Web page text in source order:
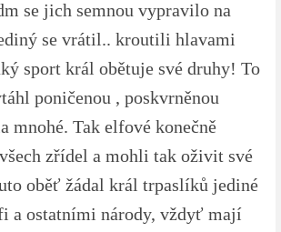
se jich semnou vypravilo na
se vrátil.. kroutili hlavami
sport král obětuje své druhy! To
poničenou , poskvrněnou
mnohé. Tak elfové konečně
zřídel a mohli tak oživit své
oběť žádal král trpaslíků jediné
a ostatními národy, vždyť mají